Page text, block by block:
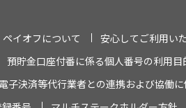
ペイオフについて 安心してご利用い
預貯金口座付番に係る個人番号の利用
電子決済等代行業者との連携および協働